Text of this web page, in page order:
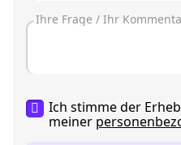
Ich stimme der
meiner